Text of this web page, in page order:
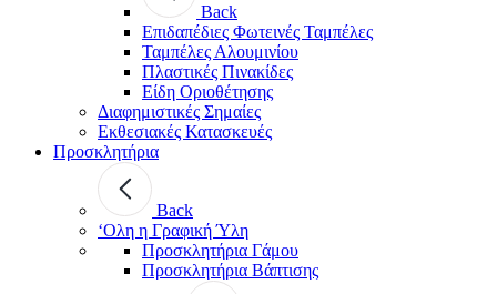
Back
Επιδαπέδιες Φωτεινές Ταμπέλες
Ταμπέλες Αλουμινίου
Πλαστικές Πινακίδες
Είδη Οριοθέτησης
Διαφημιστικές Σημαίες
Εκθεσιακές Κατασκευές
Προσκλητήρια
Back
‘Ολη η Γραφική Ύλη
Προσκλητήρια Γάμου
Προσκλητήρια Βάπτισης